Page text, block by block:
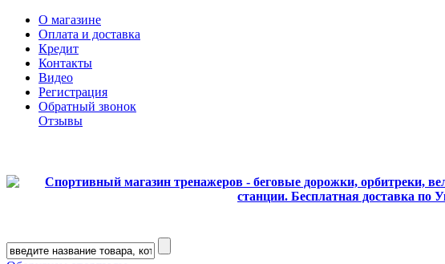
О магазине
Оплата и доставка
Кредит
Контакты
Видео
Регистрация
Обратный звонок
Отзывы